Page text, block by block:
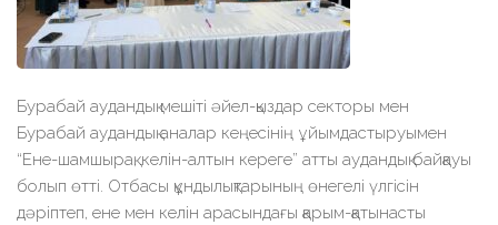
Бурабай аудандық мешіті әйел-қыздар секторы мен
Бурабай аудандық аналар кеңесінің ұйымдастыруымен
“Ене-шамшырақ, келін-алтын кереге” атты аудандық байқауы
болып өтті. Отбасы құндылықтарының өнегелі үлгісін
дәріптеп, ене мен келін арасындағы қарым-қатынасты